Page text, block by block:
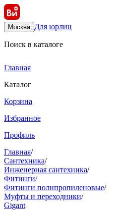
Москва Для юрлиц
Поиск в каталоге
Главная
Каталог
Корзина
Избранное
Профиль
Главная/
Сантехника/
Инженерная сантехника/
Фитинги/
Фитинги полипропиленовые/
Муфты и переходники/
Gigant